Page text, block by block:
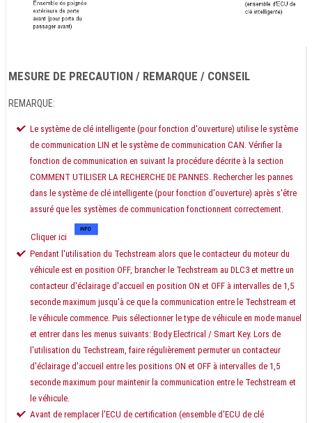
MESURE DE PRECAUTION / REMARQUE / CONSEIL
REMARQUE:
Le système de clé intelligente (pour fonction d'ouverture) utilise le système
de communication LIN et le système de communication CAN. Vérifier la
fonction de communication en suivant la procédure décrite à la section
COMMENT UTILISER LA RECHERCHE DE PANNES. Rechercher les pannes
dans le système de clé intelligente (pour fonction d'ouverture) après s'être
assuré que les systèmes de communication fonctionnent correctement.
Cliquer ici
Pendant l'utilisation du Techstream alors que le contacteur du moteur du
véhicule est en position OFF, brancher le Techstream au DLC3 et mettre un
contacteur d'éclairage d'accueil en position ON et OFF à intervalles de 1,5
seconde maximum jusqu'à ce que la communication entre le Techstream et
le véhicule commence. Puis sélectionner le type de véhicule en mode manuel
et entrer dans les menus suivants: Body Electrical / Smart Key. Lors de
l'utilisation du Techstream, faire régulièrement permuter un contacteur
d'éclairage d'accueil entre les positions ON et OFF à intervalles de 1,5
seconde maximum pour maintenir la communication entre le Techstream et
le véhicule.
Avant de remplacer l'ECU de certification (ensemble d'ECU de clé